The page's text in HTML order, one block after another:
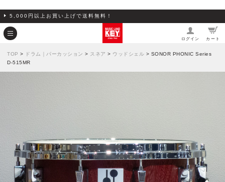
5,000円以上お買い上げで送料無料！
ログイン カート
TOP > ドラム｜パーカッション > スネア > ウッドシェル > SONOR PHONIC Series
D-515MR